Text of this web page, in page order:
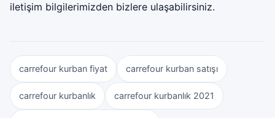
iletişim bilgilerimizden bizlere ulaşabilirsiniz.
carrefour kurban fiyat carrefour kurban satışı
carrefour kurbanlık carrefour kurbanlık 2021